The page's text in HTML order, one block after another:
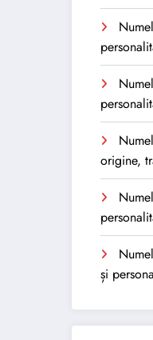
origine,
și